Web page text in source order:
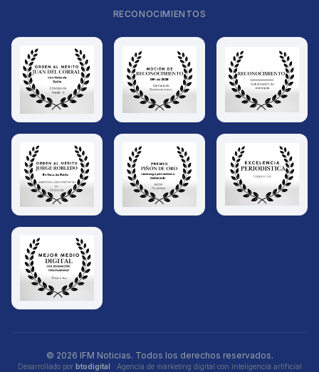
RECONOCIMIENTOS
© 2026 IFM Noticias. Todos los derechos reservados.
Desarrollado por btodigital · Agencia de marketing digital con inteligencia artificial